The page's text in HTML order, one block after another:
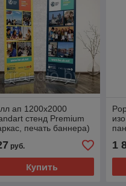
ап 1200х2000
стенд Premium
печать баннера)
руб.
Купить
1